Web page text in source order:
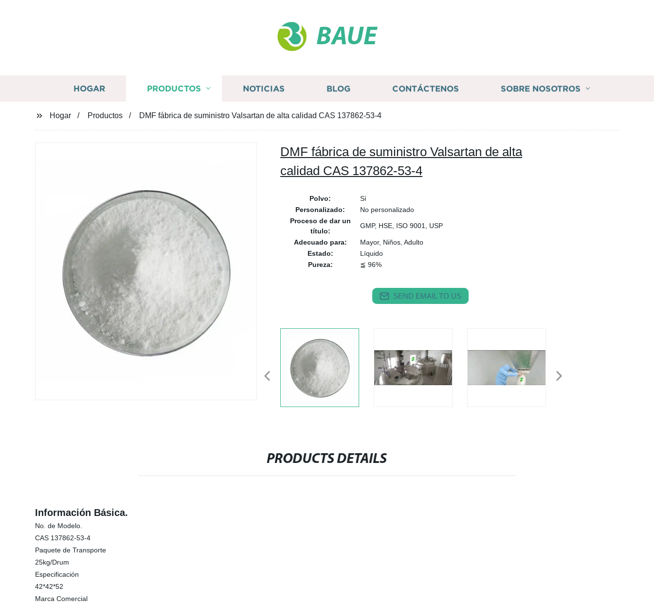
BAUE
HOGAR PRODUCTOS NOTICIAS BLOG CONTÁCTENOS SOBRE NOSOTROS
Hogar Productos DMF fábrica de suministro Valsartan de alta calidad CAS 137862-53-4
DMF fábrica de suministro Valsartan de alta
calidad CAS 137862-53-4
Polvo:
Sí
Personalizado:
No personalizado
Proceso de dar un
título:
GMP, HSE, ISO 9001, USP
Adecuado para:
Mayor, Niños, Adulto
Estado:
Líquido
Pureza:
≦ 96%
SEND EMAIL TO US
PRODUCTS DETAILS
Información Básica.
No. de Modelo.
CAS 137862-53-4
Paquete de Transporte
25kg/Drum
Especificación
42*42*52
Marca Comercial